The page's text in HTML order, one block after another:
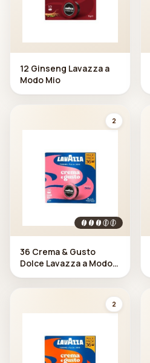
12 Ginseng Lavazza a
Modo Mio
2
36 Crema & Gusto
Dolce Lavazza a Modo
2